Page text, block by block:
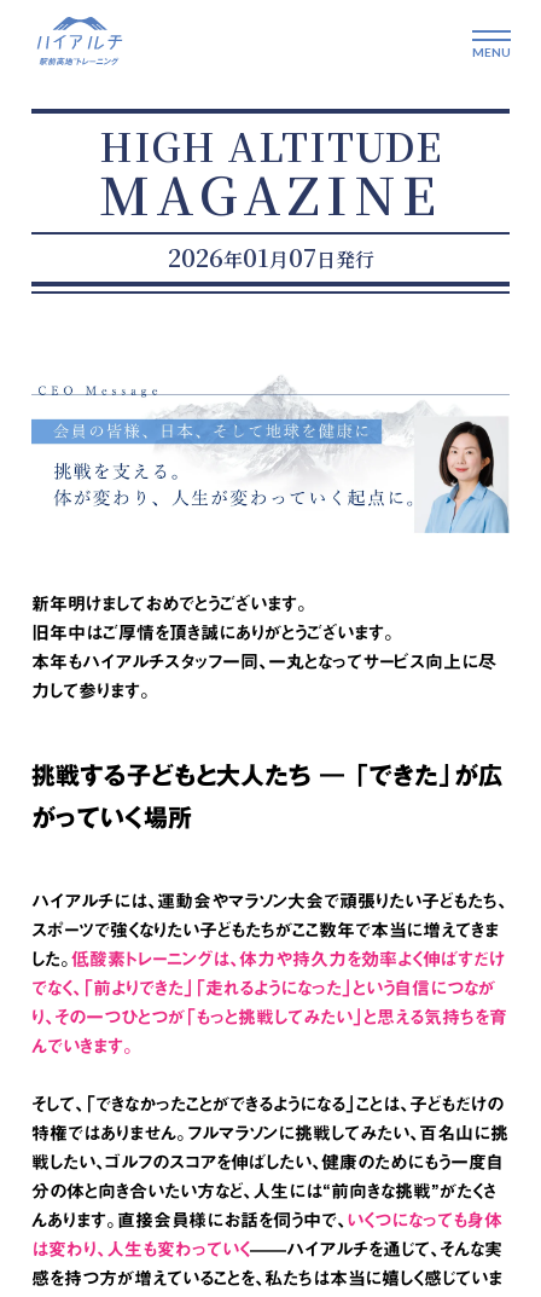
HIGH ALTITUDE
MAGAZINE
2026年01月07日発行
新年明けましておめでとうございます。
旧年中はご厚情を頂き誠にありがとうございます。
本年もハイアルチスタッフ一同、一丸となってサービス向上に尽
力して参ります。
挑戦する子どもと大人たち ― 「できた」が広
がっていく場所
ハイアルチには、運動会やマラソン大会で頑張りたい子どもたち、
スポーツで強くなりたい子どもたちがここ数年で本当に増えてきま
した。 低酸素トレーニングは、体力や持久力を効率よく伸ばすだけ
でなく、「前よりできた」「走れるようになった」という自信につなが
り、その一つひとつが「もっと挑戦してみたい」と思える気持ちを育
んでいきます。
そして、「できなかったことができるようになる」ことは、子どもだけの
特権ではありません。フルマラソンに挑戦してみたい、百名山に挑
戦したい、ゴルフのスコアを伸ばしたい、健康のためにもう一度自
分の体と向き合いたい方など、人生には“前向きな挑戦”がたくさ
んあります。直接会員様にお話を伺う中で、 いくつになっても身体
は変わり、人生も変わっていく——ハイアルチを通じて、そんな実
感を持つ方が増えていることを、私たちは本当に嬉しく感じていま